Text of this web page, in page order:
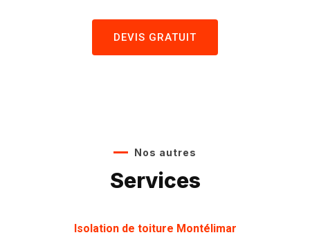
DEVIS GRATUIT
Nos autres
Services
Isolation de toiture Montélimar